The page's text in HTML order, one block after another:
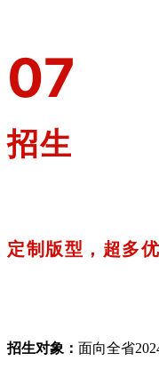
07
招生
定制版型，超多
招生对象： 面向全省